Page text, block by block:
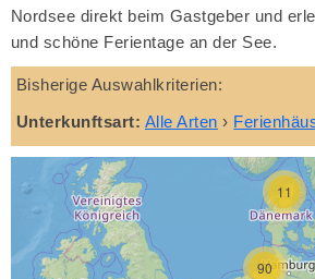
Nordsee direkt beim Gastgeber und
und schöne Ferientage an der See.
Bisherige Auswahlkriterien:
Unterkunftsart: Alle Arten ›
11
90